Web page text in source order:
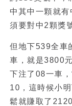
中其中一顆就
須要對中2顆獎
但地下539全車
車，就是3800
下注了08一車
10，這時候小
鬆就賺取了